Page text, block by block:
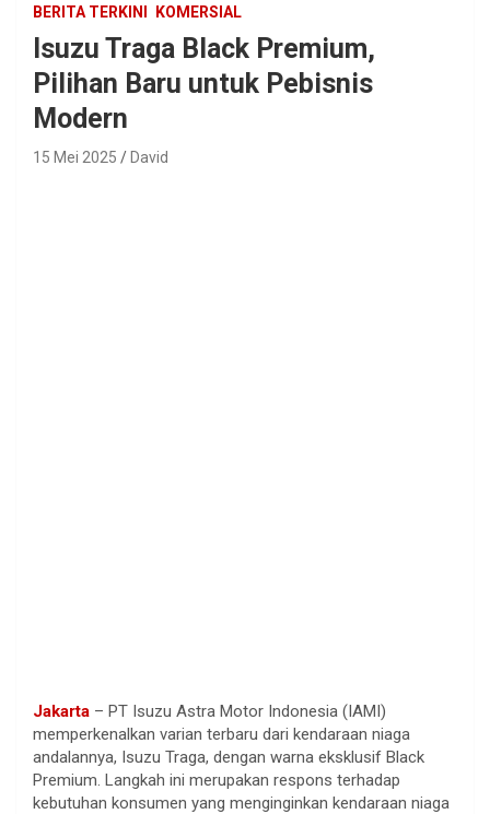
BERITA TERKINI KOMERSIAL
Isuzu Traga Black Premium,
Pilihan Baru untuk Pebisnis
Modern
15 Mei 2025 David
Jakarta – PT Isuzu Astra Motor Indonesia (IAMI)
memperkenalkan varian terbaru dari kendaraan niaga
andalannya, Isuzu Traga, dengan warna eksklusif Black
Premium. Langkah ini merupakan respons terhadap
kebutuhan konsumen yang menginginkan kendaraan niaga